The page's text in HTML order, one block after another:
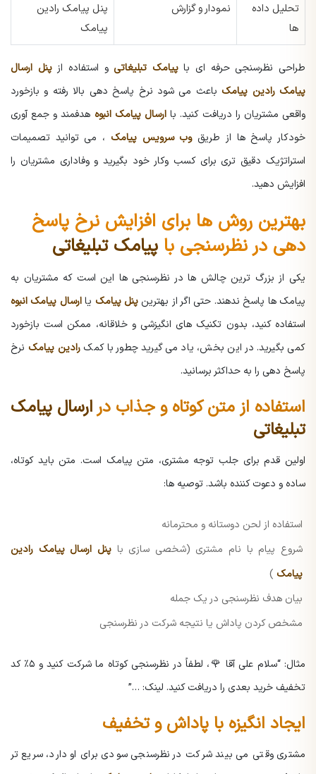
تحلیل داده
ها
نمودار و گزارش
پنل پیامک رادین
پیامک
طراحی نظرسنجی حرفه ای باپیامک تبلیغاتیو استفاده ازپنل ارسال
پیامک رادین پیامک باعث می شود نرخ پاسخ دهی بالا رفته و بازخورد
واقعی مشتریان را دریافت کنید. با ارسال پیامک انبوه هدفمند و جمع آوری
خودکار پاسخ ها از طریقوب سرویس پیامک ، می توانید تصمیمات
استراتژیک دقیق تری برای کسب وکار خود بگیرید و وفاداری مشتریان را
افزایش دهید.
بهترین روش ها برای افزایش نرخ پاسخ
دهی در نظرسنجی با پیامک تبلیغاتی
یکی از بزرگ ترین چالش ها در نظرسنجی ها این است که مشتریان به
پیامک ها پاسخ ندهند. حتی اگر از بهترینپنل پیامک یاارسال پیامک انبوه
استفاده کنید، بدون تکنیک های انگیزشی و خلاقانه، ممکن است بازخورد
کمی بگیرید. در این بخش، یاد می گیرید چطور با کمکرادین پیامک نرخ
پاسخ دهی را به حداکثر برسانید.
استفاده از متن کوتاه و جذاب درارسال پیامک
تبلیغاتی
اولین قدم برای جلب توجه مشتری، متن پیامک است. متن باید کوتاه،
ساده و دعوت کننده باشد. توصیه ها:
استفاده از لحن دوستانه و محترمانه
شروع پیام با نام مشتری (شخصی سازی باپنل ارسال پیامک رادین
پیامک )
بیان هدف نظرسنجی در یک جمله
مشخص کردن پاداش یا نتیجه شرکت در نظرسنجی
مثال:
“سلام علی آقا 🌹، لطفاً در نظرسنجی کوتاه ما شرکت کنید و ۵٪ کد
تخفیف خرید بعدی را دریافت کنید. لینک: …”
ایجاد انگیزه با پاداش و تخفیف
مشتری وقتی می بیند شرکت در نظرسنجی سودی برای او دارد، سریع تر